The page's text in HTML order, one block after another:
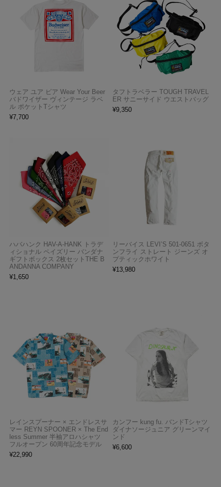
ウェア ユア ビア Wear Your Beer
バドワイザー ヴィンテージ ラベ
ル ポケットTシャツ
¥7,700
タフトラベラー TOUGH TRAVEL
ER サニーサイド ウエストバッグ
¥9,350
ハバハンク HAV-A-HANK トラデ
ィショナル ペイズリー バンダナ
ギフトボックス 2枚セットTHE B
ANDANNA COMPANY
¥1,650
リーバイス LEVI’S 501-0651 ボタ
ンフライ ストレート ジーンズ オ
プティックホワイト
¥13,980
レインスプーナー × エンドレスサ
マー REYN SPOONER × The End
less Summer 半袖アロハシャツ
フルオープン 60周年記念モデル
¥22,990
カンフー kung fu. バンドTシャツ
ダイナソージュニア グリーンマイ
ンド
¥6,600